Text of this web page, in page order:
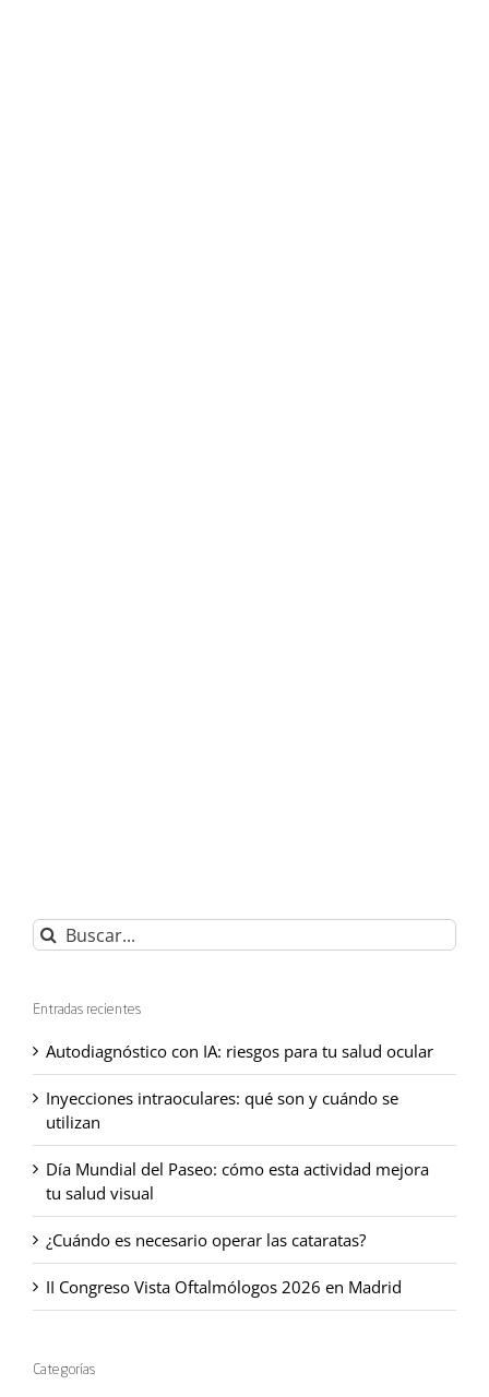
Buscar:
Entradas recientes
Autodiagnóstico con IA: riesgos para tu salud ocular
Inyecciones intraoculares: qué son y cuándo se
utilizan
Día Mundial del Paseo: cómo esta actividad mejora
tu salud visual
¿Cuándo es necesario operar las cataratas?
II Congreso Vista Oftalmólogos 2026 en Madrid
Categorías